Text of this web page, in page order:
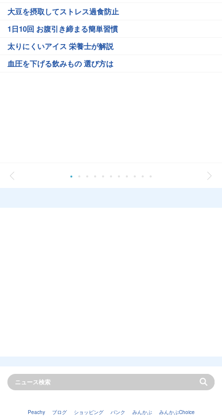
大豆を摂取してストレス過食防止
1日10回 お腹引き締まる簡単習慣
太りにくいアイス 栄養士が解説
血圧を下げる飲みもの 選び方は
Peachy ブログ ショッピング バンク みんかぶ みんかぶChoice